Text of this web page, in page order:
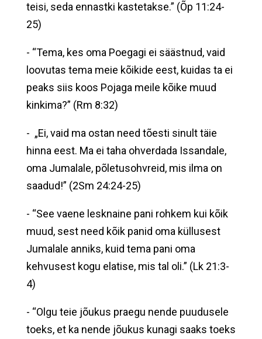
teisi, seda ennastki kastetakse.” (Õp 11:24-
25)
- “Tema, kes oma Poegagi ei säästnud, vaid
loovutas tema meie kõikide eest, kuidas ta ei
peaks siis koos Pojaga meile kõike muud
kinkima?” (Rm 8:32)
- „Ei, vaid ma ostan need tõesti sinult täie
hinna eest. Ma ei taha ohverdada Issandale,
oma Jumalale, põletusohvreid, mis ilma on
saadud!” (2Sm 24:24-25)
- “See vaene lesknaine pani rohkem kui kõik
muud, sest need kõik panid oma küllusest
Jumalale anniks, kuid tema pani oma
kehvusest kogu elatise, mis tal oli.” (Lk 21:3-
4)
- “Olgu teie jõukus praegu nende puudusele
toeks, et ka nende jõukus kunagi saaks toeks